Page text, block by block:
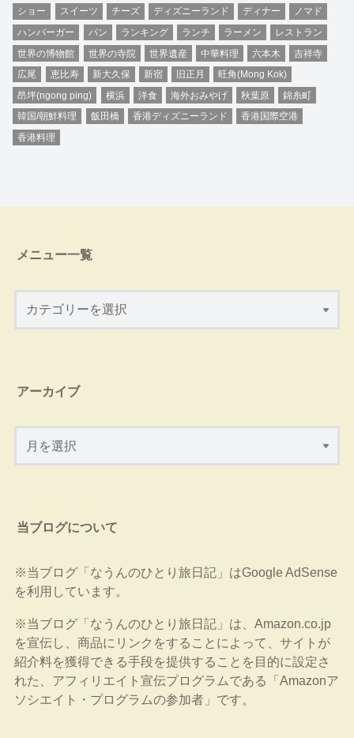
ショー
スイーツ チーズ ディズニーランド ディナー
ノマド
ハンバーガー
パン ランキング ランチ ラーメン
レストラン
世界の博物館
世界の寺院 世界遺産 中華料理 六本木
吉祥寺
広尾
恵比寿 新大久保 新宿 旧正月
旺角(Mong Kok)
昂坪(ngong ping)
横浜 洋食 海外おみやげ 秋葉原
錦糸町
韓国/朝鮮料理
飯田橋 香港ディズニーランド
香港国際空港
香港料理
メニュー一覧
アーカイブ
当ブログについて
※当ブログ「なうんのひとり旅日記」はGoogle AdSense
を利用しています。
※当ブログ「なうんのひとり旅日記」は、Amazon.co.jp
を宣伝し、商品にリンクをすることによって、サイトが
紹介料を獲得できる手段を提供することを目的に設定さ
れた、アフィリエイト宣伝プログラムである「Amazonア
ソシエイト・プログラムの参加者」です。